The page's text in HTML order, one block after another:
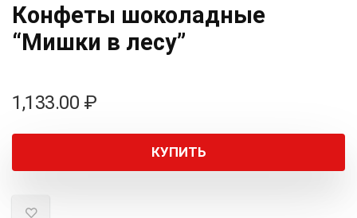
Конфеты шоколадные
“Мишки в лесу”
1,133.00 ₽
КУПИТЬ